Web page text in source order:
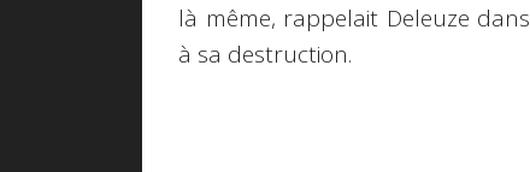
là même, rappelait Deleuze dans
à sa destruction.